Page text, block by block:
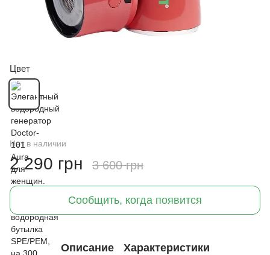
Цвет
Нет в наличии
2 290 грн 3 600 грн
Сообщить, когда появится
Описание Характеристики